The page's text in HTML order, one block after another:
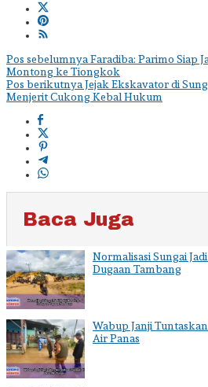
Navigasi
pos
Pos sebelumnyaFaradiba: Parimo Siap
Montong ke Tiongkok
Pos berikutnyaJejak Ekskavator di
Menjerit Cukong Kebal Hukum
Baca Juga
Normalisasi Sungai
Dugaan Tambang
Wabup Janji
Air Panas